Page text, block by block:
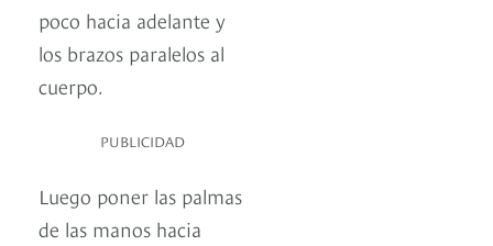
poco hacia adelante y
los brazos paralelos al
cuerpo.
PUBLICIDAD
Luego poner las palmas
de las manos hacia